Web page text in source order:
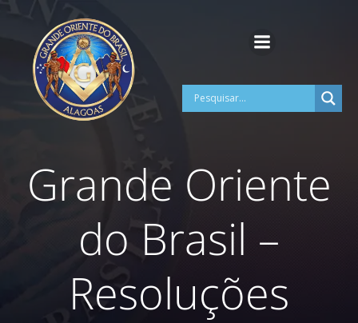
Grande Oriente
do Brasil –
Resoluções